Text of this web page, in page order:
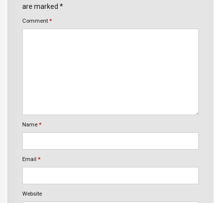
are marked *
Comment *
Name *
Email *
Website